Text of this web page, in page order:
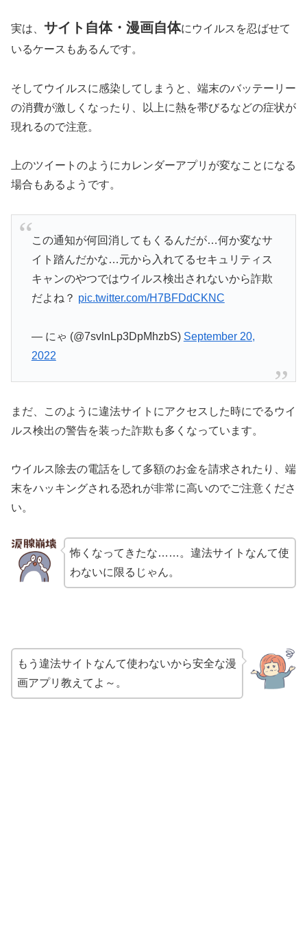
実は、 サイト自体・漫画自体にウイルスを忍ばせて
いるケースもあるんです。
そしてウイルスに感染してしまうと、端末のバッテーリー
の消費が激しくなったり、以上に熱を帯びるなどの症状が
現れるので注意。
上のツイートのようにカレンダーアプリが変なことになる
場合もあるようです。
この通知が何回消してもくるんだが…何か変なサ
イト踏んだかな…元から入れてるセキュリティス
キャンのやつではウイルス検出されないから詐欺
だよね？ pic.twitter.com/H7BFDdCKNC
— にゃ (@7svlnLp3DpMhzbS) September 20,
2022
まだ、このように違法サイトにアクセスした時にでるウイ
ルス検出の警告を装った詐欺も多くなっています。
ウイルス除去の電話をして多額のお金を請求されたり、端
末をハッキングされる恐れが非常に高いのでご注意くださ
い。
怖くなってきたな……。違法サイトなんて使
わないに限るじゃん。
もう違法サイトなんて使わないから安全な漫
画アプリ教えてよ～。